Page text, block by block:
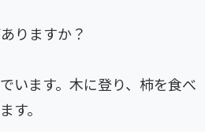
りますか？
います。木に登り、柿を食べ
す。